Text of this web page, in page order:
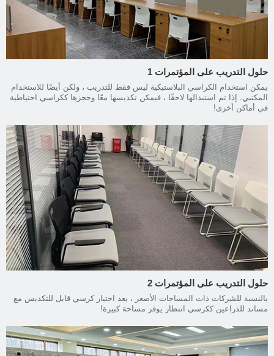
حلول التدريب على المؤتمرات 1
يمكن استخدام الكراسي البلاستيكية ليس فقط للتدريب ، ولكن أيضًا للاستخدام
المكتبي. إذا تم استبدالها لاحقًا ، فيمكن تكديسها معًا وحجزها ككراسي احتياطية
في أماكن أخرى!
حلول التدريب على المؤتمرات 2
بالنسبة للشركات ذات المساحات الأصغر ، يعد اختيار كرسي قابل للتكديس مع
مساند للذراعين ككرسي انتظار يوفر مساحة كبيرة!